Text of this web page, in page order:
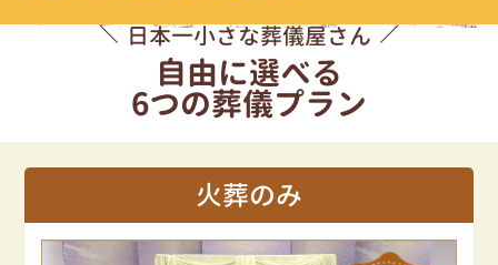
日本一小さな葬儀屋さん
自由に選べる
6つの葬儀プラン
火葬のみ